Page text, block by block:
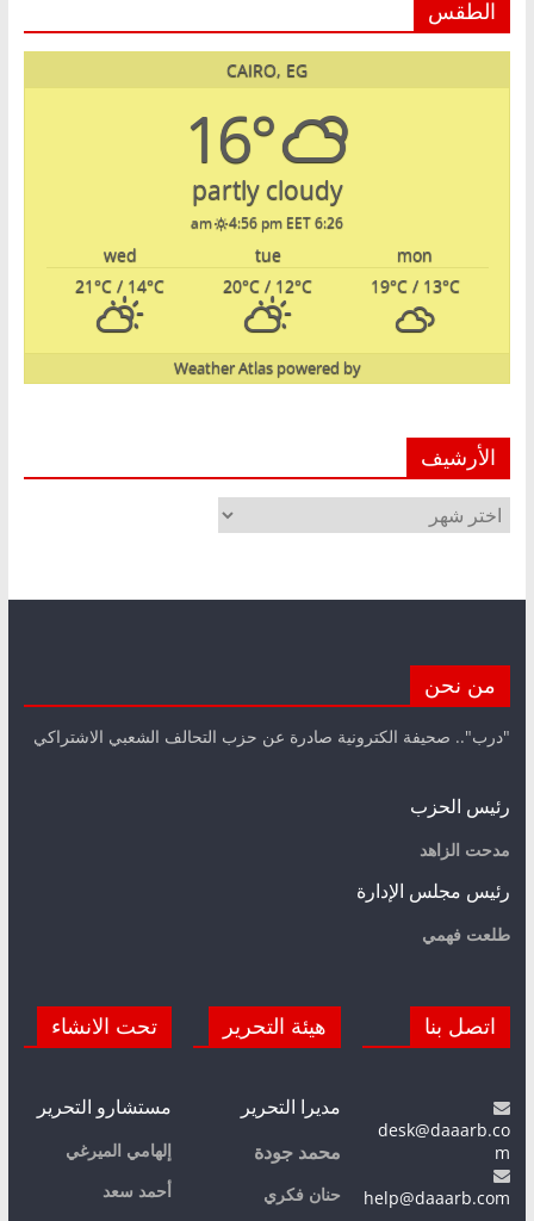
الطقس
CAIRO, EG
16°
partly cloudy
6:26 am
4:56 pm EET
mon
tue
wed
19°C/ 13°C
20°C / 12°C
21°C / 14°C
powered by
Weather Atlas
الأرشيف
الأرشيف
من نحن
"درب".. صحيفة الكترونية صادرة عن حزب التحالف الشعبي الاشتراكي
رئيس الحزب
مدحت الزاهد
رئيس مجلس الإدارة
طلعت فهمي
اتصل بنا
desk@daaarb.co
m
help@daaarb.com
هيئة التحرير
مديرا التحرير
محمد جودة
حنان فكري
تحت الانشاء
مستشارو التحرير
إلهامي الميرغي
أحمد سعد